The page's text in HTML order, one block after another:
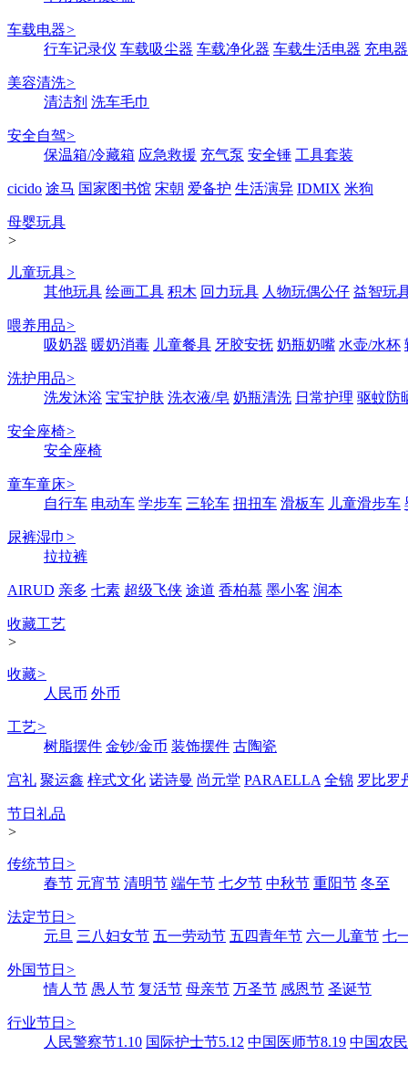
车载电器>
行车记录仪 车载吸尘器 车载净化器 车载生活电器 充电
美容清洗>
清洁剂 洗车毛巾
安全自驾>
保温箱/冷藏箱 应急救援 充气泵 安全锤 工具套装
cicido 途马 国家图书馆 宋朝 爱备护 生活演异 IDMIX 米狗
母婴玩具
>
儿童玩具>
其他玩具 绘画工具 积木 回力玩具 人物玩偶公仔 益智玩
喂养用品>
吸奶器 暖奶消毒 儿童餐具 牙胶安抚 奶瓶奶嘴 水壶/水杯
洗护用品>
洗发沐浴 宝宝护肤 洗衣液/皂 奶瓶清洗 日常护理 驱蚊防
安全座椅>
安全座椅
童车童床>
自行车 电动车 学步车 三轮车 扭扭车 滑板车 儿童滑步车
尿裤湿巾 >
拉拉裤
AIRUD 亲多 七素 超级飞侠 途道 香柏慕 墨小客 润本
收藏工艺
>
收藏>
人民币 外币
工艺>
树脂摆件 金钞/金币 装饰摆件 古陶瓷
宫礼 聚运鑫 梓式文化 诺诗曼 尚元堂 PARAELLA 全锦 罗比罗
节日礼品
>
传统节日 >
春节 元宵节 清明节 端午节 七夕节 中秋节 重阳节 冬至
法定节日 >
元旦 三八妇女节 五一劳动节 五四青年节 六一儿童节 七
外国节日 >
情人节 愚人节 复活节 母亲节 万圣节 感恩节 圣诞节
行业节日 >
人民警察节1.10 国际护士节5.12 中国医师节8.19 中国农